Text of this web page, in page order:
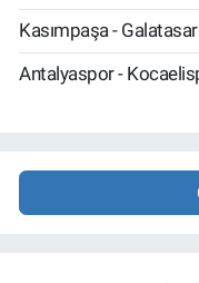
Kasımpaşa -
Antalyaspor -